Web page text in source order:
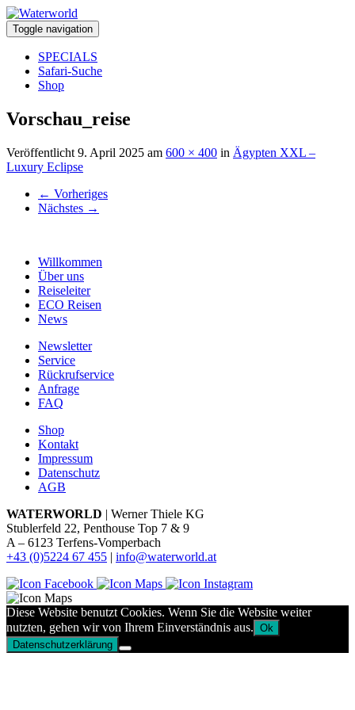
Toggle navigation
SPECIALS
Safari-Suche
Shop
Vorschau_reise
Veröffentlicht 9. April 2025 am 600 × 400 in Ägypten XXL –
Luxury Eclipse
← Vorheriges
Nächstes →
Willkommen
Über uns
Reiseleiter
ECO Reisen
News
Newsletter
Service
Rückrufservice
Anfrage
FAQ
Shop
Kontakt
Impressum
Datenschutz
AGB
WATERWORLD | Werner Thiele KG
Stublerfeld 22, Penthouse Top 7 & 9
A – 6123 Terfens-Vomperbach
+43 (0)5224 67 455 | info@waterworld.at
Diese Website benutzt Cookies. Wenn Sie die Website weiter
nutzten, gehen wir von Ihrem Einverständnis aus. Ok
Datenschutzerklärung